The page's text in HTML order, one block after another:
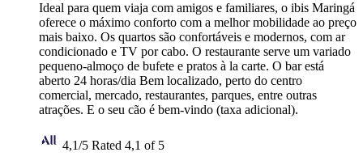
Ideal para quem viaja com amigos e familiares, o ibis Maringá
oferece o máximo conforto com a melhor mobilidade ao preço
mais baixo. Os quartos são confortáveis e modernos, com ar
condicionado e TV por cabo. O restaurante serve um variado
pequeno-almoço de bufete e pratos à la carte. O bar está
aberto 24 horas/dia Bem localizado, perto do centro
comercial, mercado, restaurantes, parques, entre outras
atrações. E o seu cão é bem-vindo (taxa adicional).
4,1/5 Rated 4,1 of 5